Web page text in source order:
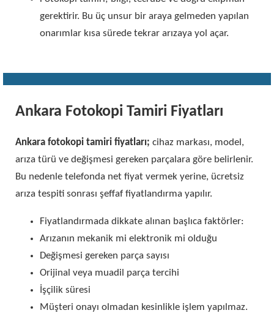
gerektirir. Bu üç unsur bir araya gelmeden yapılan
onarımlar kısa sürede tekrar arızaya yol açar.
Ankara Fotokopi Tamiri Fiyatları
Ankara fotokopi tamiri fiyatları; cihaz markası, model,
arıza türü ve değişmesi gereken parçalara göre belirlenir.
Bu nedenle telefonda net fiyat vermek yerine, ücretsiz
arıza tespiti sonrası şeffaf fiyatlandırma yapılır.
Fiyatlandırmada dikkate alınan başlıca faktörler:
Arızanın mekanik mi elektronik mi olduğu
Değişmesi gereken parça sayısı
Orijinal veya muadil parça tercihi
İşçilik süresi
Müşteri onayı olmadan kesinlikle işlem yapılmaz.